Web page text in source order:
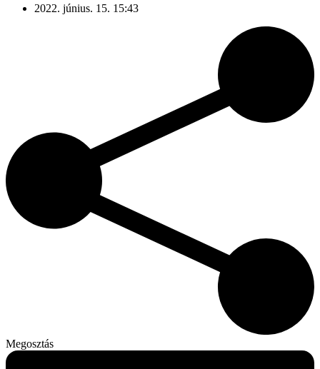
2022. június. 15. 15:43
Megosztás